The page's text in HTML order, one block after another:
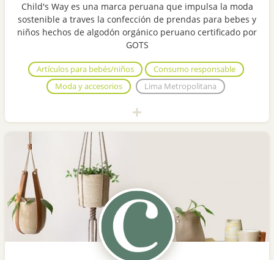
Child's Way es una marca peruana que impulsa la moda
sostenible a traves la confección de prendas para bebes y
niños hechos de algodón orgánico peruano certificado por
GOTS
Artículos para bebés/niños
Consumo responsable
Moda y accesorios
Lima Metropolitana